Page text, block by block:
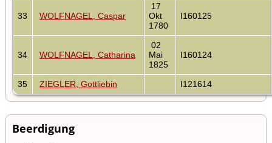
33 WOLFNAGEL, Caspar
17
Okt
1780
I160125
34 WOLFNAGEL, Catharina
02
Mai
1825
I160124
35 ZIEGLER, Gottliebin I121614
Beerdigung